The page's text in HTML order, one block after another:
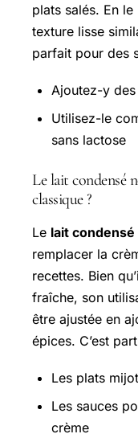
plats salés. En
texture lisse
parfait pour des
Ajoutez-y
Utilisez-le
sans lactose
Le lait condensé
classique ?
Le lait
remplacer la
recettes. Bien
fraîche, son
être ajustée en
épices. C’est
Les plats
Les sauces
crème